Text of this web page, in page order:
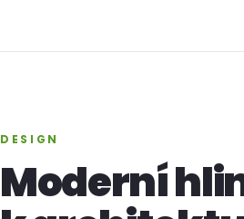
DESIGN
Moderní